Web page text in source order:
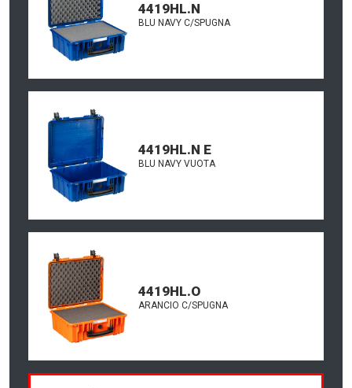
4419HL.N
BLU NAVY C/SPUGNA
4419HL.N E
BLU NAVY VUOTA
4419HL.O
ARANCIO C/SPUGNA